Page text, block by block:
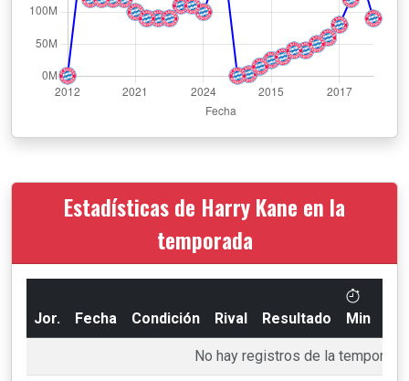
Estadísticas de Harry Kane en la
temporada
Jor. Fecha Condición Rival Resultado Min
No hay registros de la